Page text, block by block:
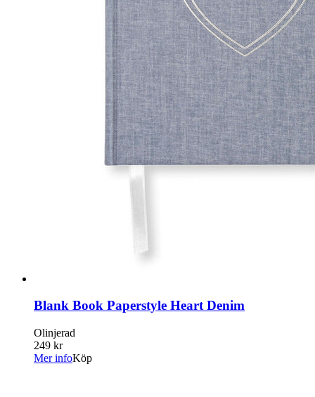
Blank Book Paperstyle Heart Denim
Olinjerad
249 kr
Mer infoKöp